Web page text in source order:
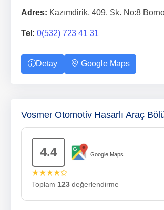
Adres: Kazımdirik, 409. Sk. No:8
Tel: 0(532) 723 41 31
Detay Google Maps
Vosmer Otomotiv Hasarlı Araç
4.4 Google Maps
★★★★✩
Toplam 123değerlendirme